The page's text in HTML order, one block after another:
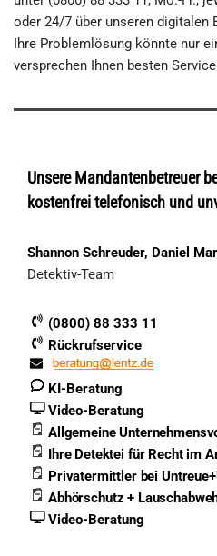
oder 24/7 über unseren digitalen
Ihre Problemlösung könnte nur
versprechen Ihnen besten
Unsere Mandantenbetreuer
kostenfrei telefonisch und
Shannon Schreuder, Daniel
Detektiv-Team
(0800) 88 333 11
Rückrufservice
KI-Beratung
Video-Beratung
Allgemeine
Ihre Detektei für Recht im
Privatermittler bei
Abhörschutz +
Video-Beratung